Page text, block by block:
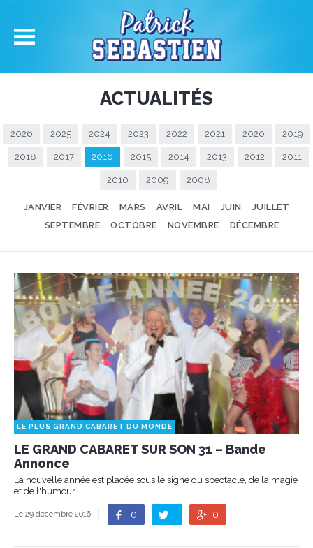
ACTUALITÉS
2026 2025 2024 2023 2022 2021 2020 2019
2018 2017 2016 2015 2014 2013 2012 2011
2010 2009 2008
JANVIER FÉVRIER MARS AVRIL MAI JUIN
JUILLET
SEPTEMBRE
OCTOBRE NOVEMBRE DÉCEMBRE
LE PLUS GRAND CABARET DU MONDE
LE GRAND CABARET SUR SON 31 – Bande
Annonce
La nouvelle année est placée sous le signe du spectacle, de la magie
et de l'humour.
Le 29 décembre 2016 0 0